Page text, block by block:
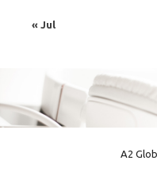
« Jul
A2